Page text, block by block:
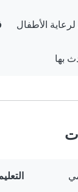
الأطفال
بها